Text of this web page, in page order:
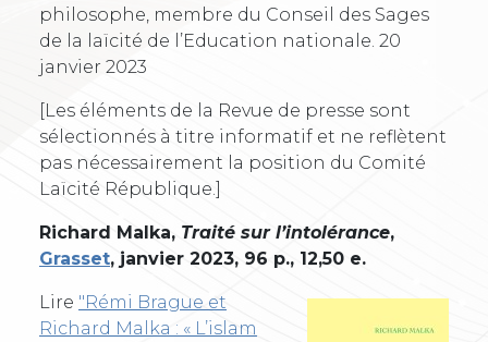
philosophe, membre du Conseil des Sages
de la laïcité de l’Education nationale. 20
janvier 2023
[Les éléments de la Revue de presse sont
sélectionnés à titre informatif et ne reflètent
pas nécessairement la position du Comité
Laïcité République.]
Richard Malka, Traité sur l’intolérance,
Grasset, janvier 2023, 96 p., 12,50 e.
Lire "Rémi Brague et
Richard Malka : « L’islam